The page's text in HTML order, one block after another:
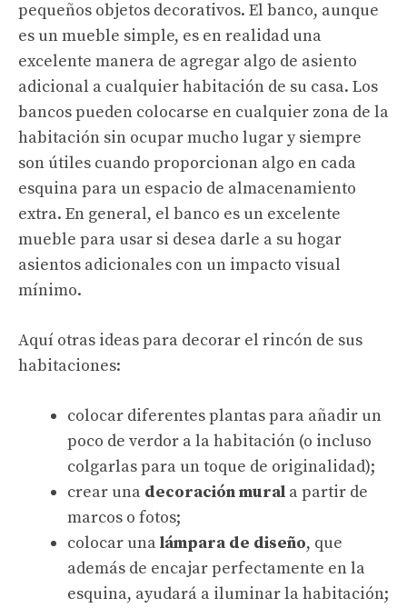
pequeños objetos decorativos. El banco, aunque
es un mueble simple, es en realidad una
excelente manera de agregar algo de asiento
adicional a cualquier habitación de su casa. Los
bancos pueden colocarse en cualquier zona de la
habitación sin ocupar mucho lugar y siempre
son útiles cuando proporcionan algo en cada
esquina para un espacio de almacenamiento
extra. En general, el banco es un excelente
mueble para usar si desea darle a su hogar
asientos adicionales con un impacto visual
mínimo.
Aquí otras ideas para decorar el rincón de sus
habitaciones:
colocar diferentes plantas para añadir un
poco de verdor a la habitación (o incluso
colgarlas para un toque de originalidad);
crear una decoración mural a partir de
marcos o fotos;
colocar unalámpara de diseño, que
además de encajar perfectamente en la
esquina, ayudará a iluminar la habitación;